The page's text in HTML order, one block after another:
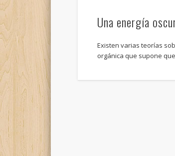
Una energía
Existen varias teorías
orgánica que supone